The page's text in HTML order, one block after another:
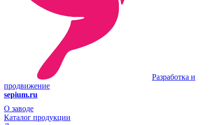
Разработка и
продвижение
sepium.ru
О заводе
Каталог продукции